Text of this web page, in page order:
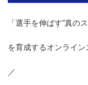
「選手を伸ばす”真の
を育成するオンライン
／